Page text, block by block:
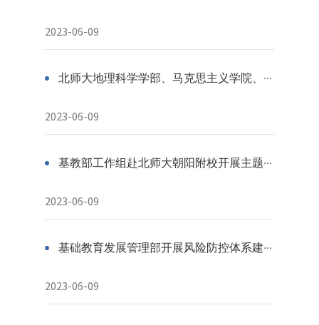
2023-06-09
北师大地理科学学部、马克思主义学院、历史学院走进基础教育学校
2023-06-09
基教部工作组赴北师大朝阳附校开展主题教育专项调研
2023-06-09
基础教育发展管理部开展风险防控体系建设系列工作
2023-06-09